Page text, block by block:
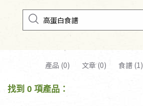
產品 (0) 文章 (0) 食譜 (1)
找到 0 項產品：